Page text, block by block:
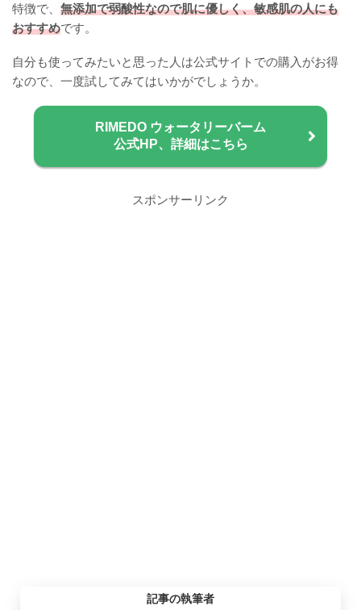
特徴で、 無添加で弱酸性なので肌に優しく、敏感肌の人にも
おすすめです。
自分も使ってみたいと思った人は公式サイトでの購入がお得
なので、一度試してみてはいかがでしょうか。
RIMEDO ウォータリーバーム
公式HP、詳細はこちら
スポンサーリンク
記事の執筆者